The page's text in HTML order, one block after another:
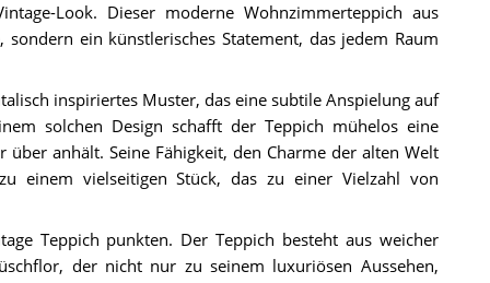
Look. Dieser moderne Wohnzimmerteppich aus
ein künstlerisches Statement, das jedem Raum
inspiriertes Muster, das eine subtile Anspielung auf
solchen Design schafft der Teppich mühelos eine
anhält. Seine Fähigkeit, den Charme der alten Welt
einem vielseitigen Stück, das zu einer Vielzahl von
Teppich punkten. Der Teppich besteht aus weicher
der nicht nur zu seinem luxuriösen Aussehen,